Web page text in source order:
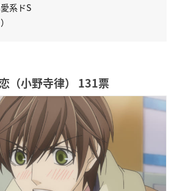
系ドS
（小野寺律） 131票